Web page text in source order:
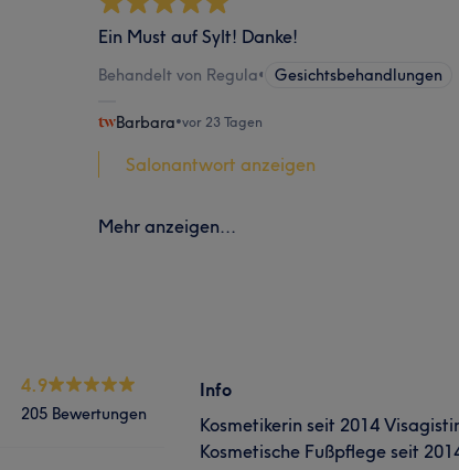
Ein Must auf Sylt! Danke!
Behandelt von Regula• Gesichtsbehandlungen
Barbara•vor 23 Tagen
Salonantwort anzeigen
Mehr anzeigen...
4.9
205 Bewertungen
Info
Kosmetikerin seit 2014
Kosmetische Fußpflege seit